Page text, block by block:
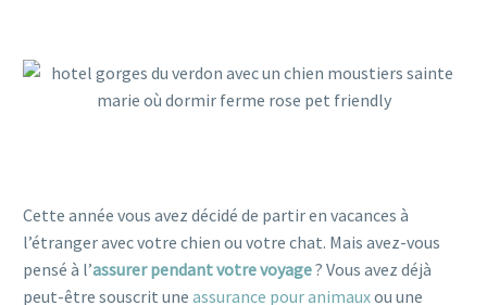
Cette année vous avez décidé de partir en vacances à
l’étranger avec votre chien ou votre chat. Mais avez-vous
pensé à l’assurer pendant votre voyage? Vous avez déjà
peut-être souscrit une assurance pour animauxou une